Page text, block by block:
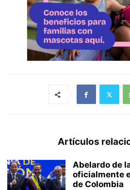
Artículos
Abelardo de
oficialmente
de Colombia